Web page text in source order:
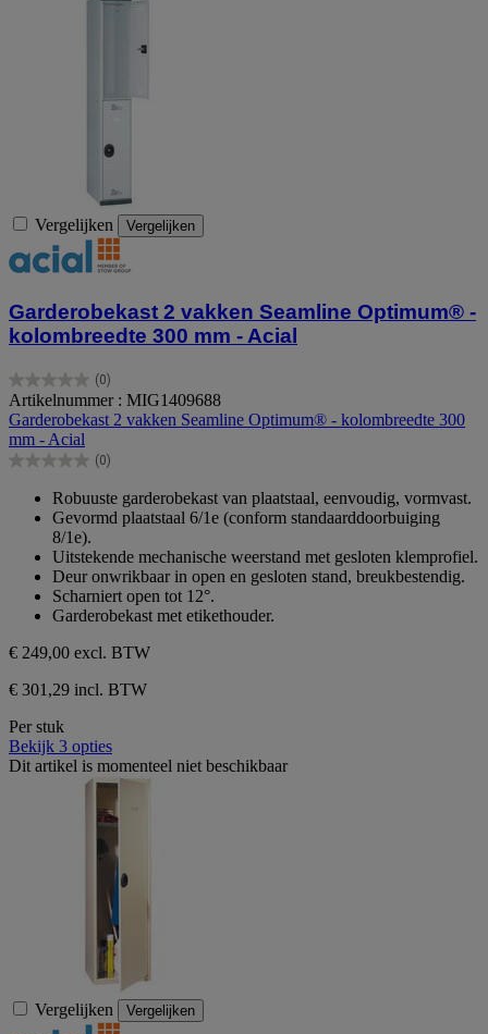
Vergelijken Vergelijken
Garderobekast 2 vakken Seamline Optimum® -
kolombreedte 300 mm - Acial
(0)
0.0
van
de
5
sterren.
Artikelnummer : MIG1409688
Garderobekast 2 vakken Seamline Optimum® - kolombreedte 300
mm - Acial
(0)
0.0
sterren.
Robuuste garderobekast van plaatstaal, eenvoudig, vormvast.
Gevormd plaatstaal 6/1e (conform standaarddoorbuiging
8/1e).
Uitstekende mechanische weerstand met gesloten klemprofiel.
Deur onwrikbaar in open en gesloten stand, breukbestendig.
Scharniert open tot 12°.
Garderobekast met etikethouder.
€ 249,00 excl. BTW
€ 301,29 incl. BTW
Per stuk
Bekijk 3 opties
Dit artikel is momenteel niet beschikbaar
Vergelijken Vergelijken